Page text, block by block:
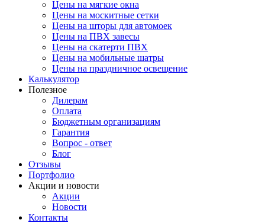
Цены на мягкие окна
Цены на москитные сетки
Цены на шторы для автомоек
Цены на ПВХ завесы
Цены на скатерти ПВХ
Цены на мобильные шатры
Цены на праздничное освещение
Калькулятор
Полезное
Дилерам
Оплата
Бюджетным организациям
Гарантия
Вопрос - ответ
Блог
Отзывы
Портфолио
Акции и новости
Акции
Новости
Контакты